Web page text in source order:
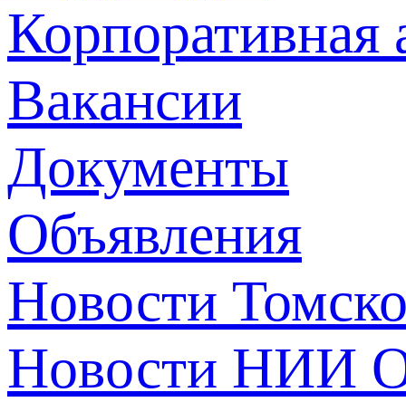
Корпоративная
Вакансии
Документы
Объявления
Новости
Новости НИИ